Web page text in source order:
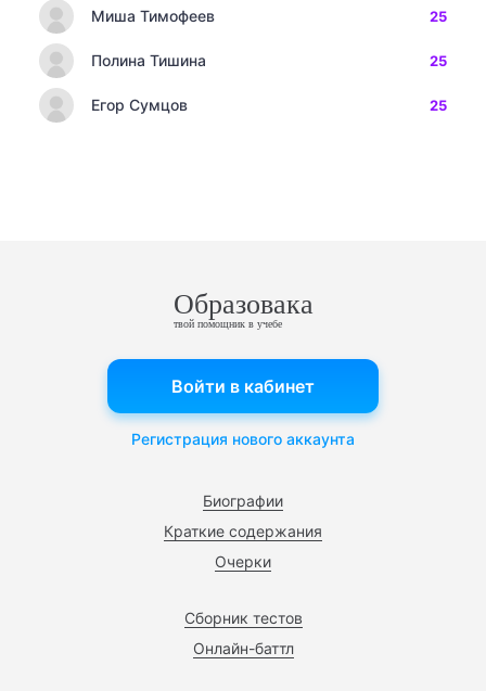
Миша Тимофеев 25
Полина Тишина 25
Егор Сумцов 25
Образовака
твой помощник в учебе
Биографии
Краткие содержания
Очерки
Сборник тестов
Онлайн-баттл
Войти в кабинет
Регистрация нового аккаунта